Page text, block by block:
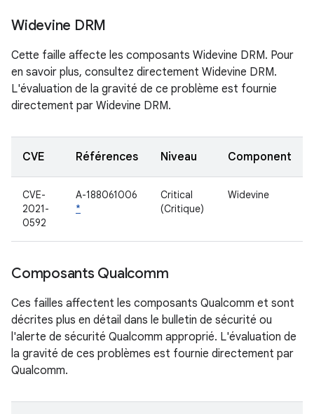
Widevine DRM
Cette faille affecte les composants Widevine DRM. Pour
en savoir plus, consultez directement Widevine DRM.
L'évaluation de la gravité de ce problème est fournie
directement par Widevine DRM.
CVE Références Niveau Component
CVE-
2021-
0592
A-188061006
*
Critical
(Critique)
Widevine
Composants Qualcomm
Ces failles affectent les composants Qualcomm et sont
décrites plus en détail dans le bulletin de sécurité ou
l'alerte de sécurité Qualcomm approprié. L'évaluation de
la gravité de ces problèmes est fournie directement par
Qualcomm.